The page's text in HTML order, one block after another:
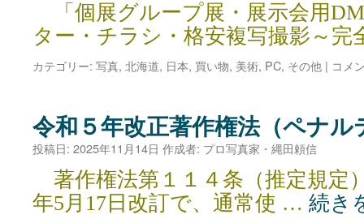
「個展グループ展・展示会用
ター・チラシ・格安複写撮影～
カテゴリー: 写真, 北海道, 日本, 買い物, 美術, PC, その他 | コメ
令和５年改正著作権法（ペナル
投稿日: 2025年11月14日 作成者: プロ写真家・縄田頼信
著作権法第１１４条（推定規定
年5月17日改訂で、通常使 … 続き